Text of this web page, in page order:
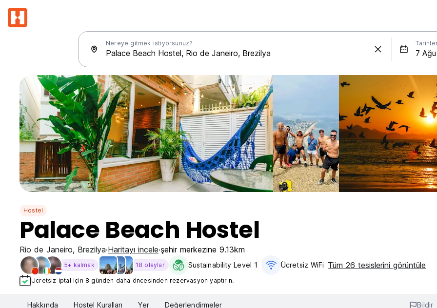
Nereye gitmek istiyorsunuz?
Hostel
Palace Beach Hostel
Rio de Janeiro, Brezilya Haritayı incele şehir merkezine 9.13km
5+ kalmak 18 olaylar Sustainability Level 1 Ücretsiz WiFi Tüm 26 tesislerini görüntüle
Ücretsiz iptal için 8 günden daha öncesinden rezervasyon yaptırın.
Hakkında Hostel Kuralları Yer Değerlendirmeler Bildir